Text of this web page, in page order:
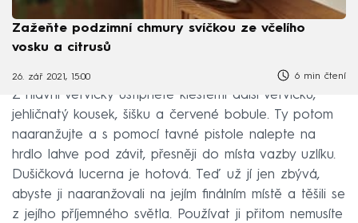
Zažeňte podzimní chmury svíčkou ze včelího
vosku a citrusů
26. zář 2021, 15:00 6 min čtení
Z hlavní větvičky uštípněte kleštěmi další větvičku,
jehličnatý kousek, šišku a červené bobule. Ty potom
naaranžujte a s pomocí tavné pistole nalepte na
hrdlo lahve pod závit, přesněji do místa vazby uzlíku.
Dušičková lucerna je hotová. Teď už jí jen zbývá,
abyste ji naaranžovali na jejím finálním místě a těšili se
z jejího příjemného světla. Používat ji přitom nemusíte